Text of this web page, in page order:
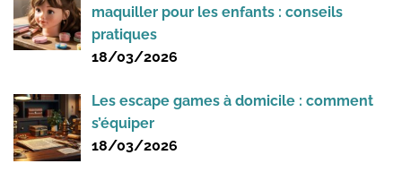
maquiller pour les enfants : conseils
pratiques
18/03/2026
Les escape games à domicile : comment
s’équiper
18/03/2026